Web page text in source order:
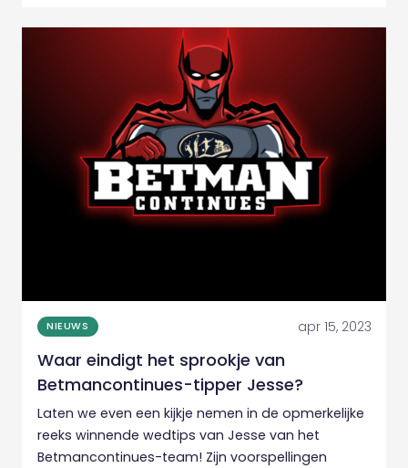
NIEUWS apr 15, 2023
Waar eindigt het sprookje van
Betmancontinues-tipper Jesse?
Laten we even een kijkje nemen in de opmerkelijke
reeks winnende wedtips van Jesse van het
Betmancontinues-team! Zijn voorspellingen